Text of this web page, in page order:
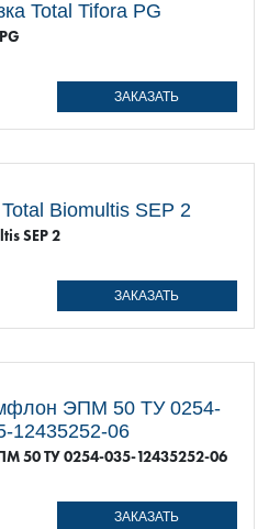
ЗАКАЗАТЬ
SEP 2
ЗАКАЗАТЬ
50 ТУ 0254-035-12435252-06
ЗАКАЗАТЬ